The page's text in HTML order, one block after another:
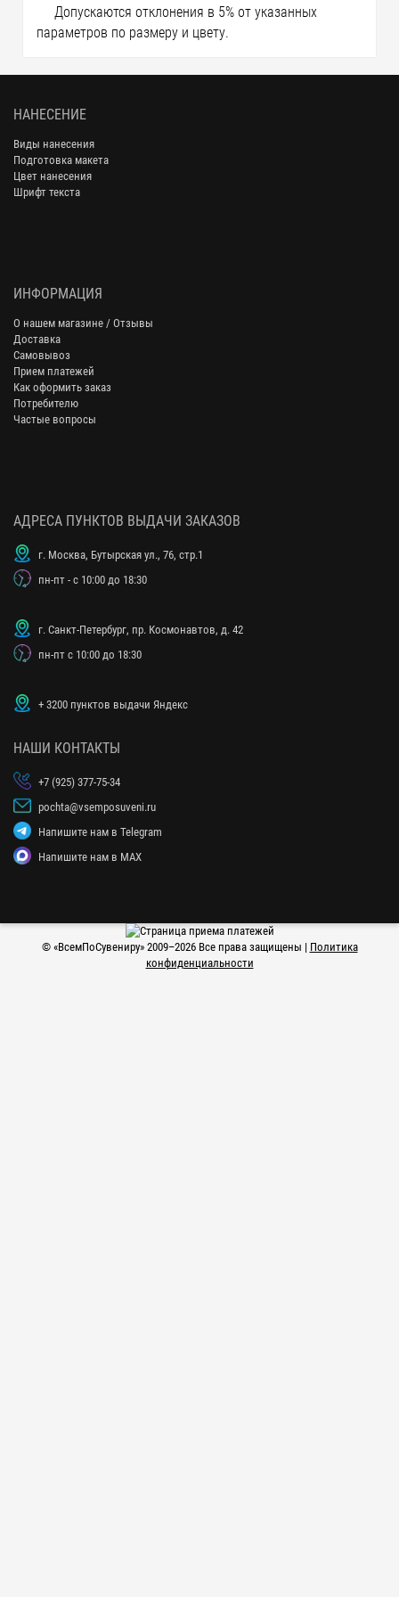
Допускаются отклонения в 5% от указанных
параметров по размеру и цвету.
НАНЕСЕНИЕ
Виды нанесения
Подготовка макета
Цвет нанесения
Шрифт текста
ИНФОРМАЦИЯ
О нашем магазине / Отзывы
Доставка
Самовывоз
Прием платежей
Как оформить заказ
Потребителю
Частые вопросы
АДРЕСА ПУНКТОВ ВЫДАЧИ ЗАКАЗОВ
г. Москва, Бутырская ул., 76, стр.1
пн-пт - с 10:00 до 18:30
г. Санкт-Петербург, пр. Космонавтов, д. 42
пн-пт с 10:00 до 18:30
+ 3200 пунктов выдачи Яндекс
НАШИ КОНТАКТЫ
+7 (925) 377-75-34
pochta@vsemposuveni.ru
Напишите нам в Telegram
Напишите нам в MAX
© «ВсемПоСувениру» 2009–2026 Все права защищены | Политика
конфиденциальности